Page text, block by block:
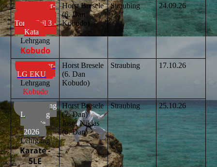
Einsteiger-
Tonfa Teil 3 -
Kata
Lehrgang
Kobudo
Horst Bresele
(6. Dan
Kobudo)
Straubing 24.09.26
Einsteiger-
LG EKU
Lehrgang
Kobudo
Horst Bresele
(6. Dan
Kobudo)
Straubing 17.10.26
Ausbildungs-
Lehrgang
Karate
2026
Lehrgang
Karate -
5LE
Horst Bresele
(7. Dan)
Josef Niklas
(6. Dan)
Straubing 25.10.26